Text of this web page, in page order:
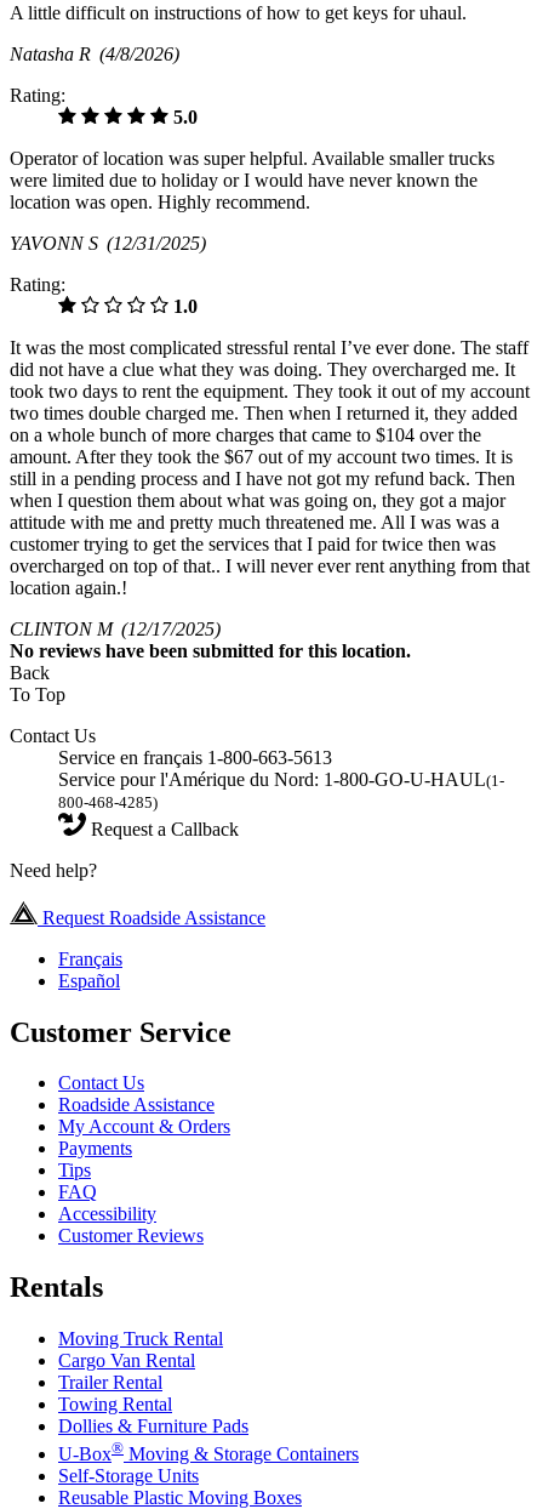
A little difficult on instructions of how to get keys for uhaul.
Natasha R (4/8/2026)
Rating:
5.0
Operator of location was super helpful. Available smaller trucks
were limited due to holiday or I would have never known the
location was open. Highly recommend.
YAVONN S (12/31/2025)
Rating:
1.0
It was the most complicated stressful rental I’ve ever done. The staff
did not have a clue what they was doing. They overcharged me. It
took two days to rent the equipment. They took it out of my account
two times double charged me. Then when I returned it, they added
on a whole bunch of more charges that came to $104 over the
amount. After they took the $67 out of my account two times. It is
still in a pending process and I have not got my refund back. Then
when I question them about what was going on, they got a major
attitude with me and pretty much threatened me. All I was was a
customer trying to get the services that I paid for twice then was
overcharged on top of that.. I will never ever rent anything from that
location again.!
CLINTON M (12/17/2025)
No reviews have been submitted for this location.
Back
To Top
Contact Us
Service en français 1-800-663-5613
Service pour l'Amérique du Nord: 1-800-GO-U-HAUL(1-
800-468-4285)
Request a Callback
Need help?
Request Roadside Assistance
Français
Español
Customer Service
Contact Us
Roadside Assistance
My Account & Orders
Payments
Tips
FAQ
Accessibility
Customer Reviews
Rentals
Moving Truck Rental
Cargo Van Rental
Trailer Rental
Towing Rental
Dollies & Furniture Pads
U-Box® Moving & Storage Containers
Self-Storage Units
Reusable Plastic Moving Boxes